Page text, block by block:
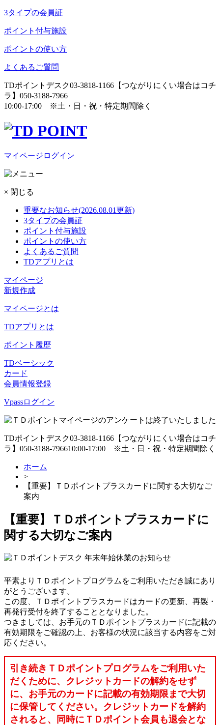
3タイプの会員証
ポイント付与施設
ポイントの使い方
よくあるご質問
TDポイントデスク03-3818-1166 【つながりにくい場合はコチ
ラ】 050-3188-7966
10:00-17:00 ※土・日・祝・特定期間除く
マイページログイン
× 閉じる
重要なお知らせ(2026.08.01更新)
3タイプの会員証
ポイント付与施設
ポイントの使い方
よくあるご質問
TDアプリとは
マイページ
新規作成
マイページとは
TDアプリとは
ポイント履歴
TDベーシック
カード
会員情報登録
Vpassログイン
TDポイントデスク03-3818-1166 【つながりにくい場合はコチ
ラ】 050-3188-796610:00-17:00 ※土・日・祝・特定期間除く
ホーム
>
【重要】ＴＤポイントプラスカードに関する大切なご
案内
【重要】ＴＤポイントプラスカードに
関する大切なご案内
平素よりＴＤポイントプログラムをご利用いただき誠にあり
がとうございます。
この度、ＴＤポイントプラスカードはカードの更新、再製・
再発行受付を終了することとなりました。
つきましては、お手元のＴＤポイントプラスカードに記載の
有効期限をご確認の上、お客様の状況に該当する内容をご対
応ください。
引き続きＴＤポイントプログラムをご利用いた
だくために、クレジットカードの解約をせず
に、お手元のカードに記載の有効期限まで大切
に保管してください。クレジットカードを解約
されると、同時にＴＤポイント会員も退会とな